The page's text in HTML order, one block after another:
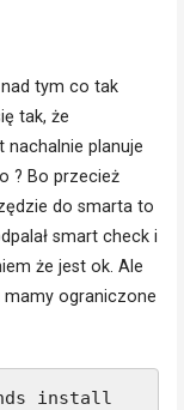
tym co tak
tak, że
planuje
? Bo przecież
do smarta to
smart check i
że jest ok. Ale
mamy ograniczone
install